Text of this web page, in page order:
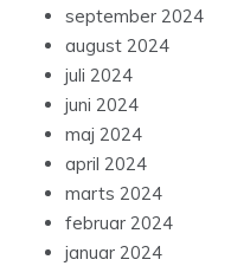
september 2024
august 2024
juli 2024
juni 2024
maj 2024
april 2024
marts 2024
februar 2024
januar 2024